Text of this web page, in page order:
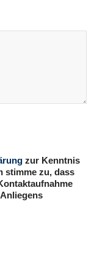
zur Kenntnis
stimme zu, dass